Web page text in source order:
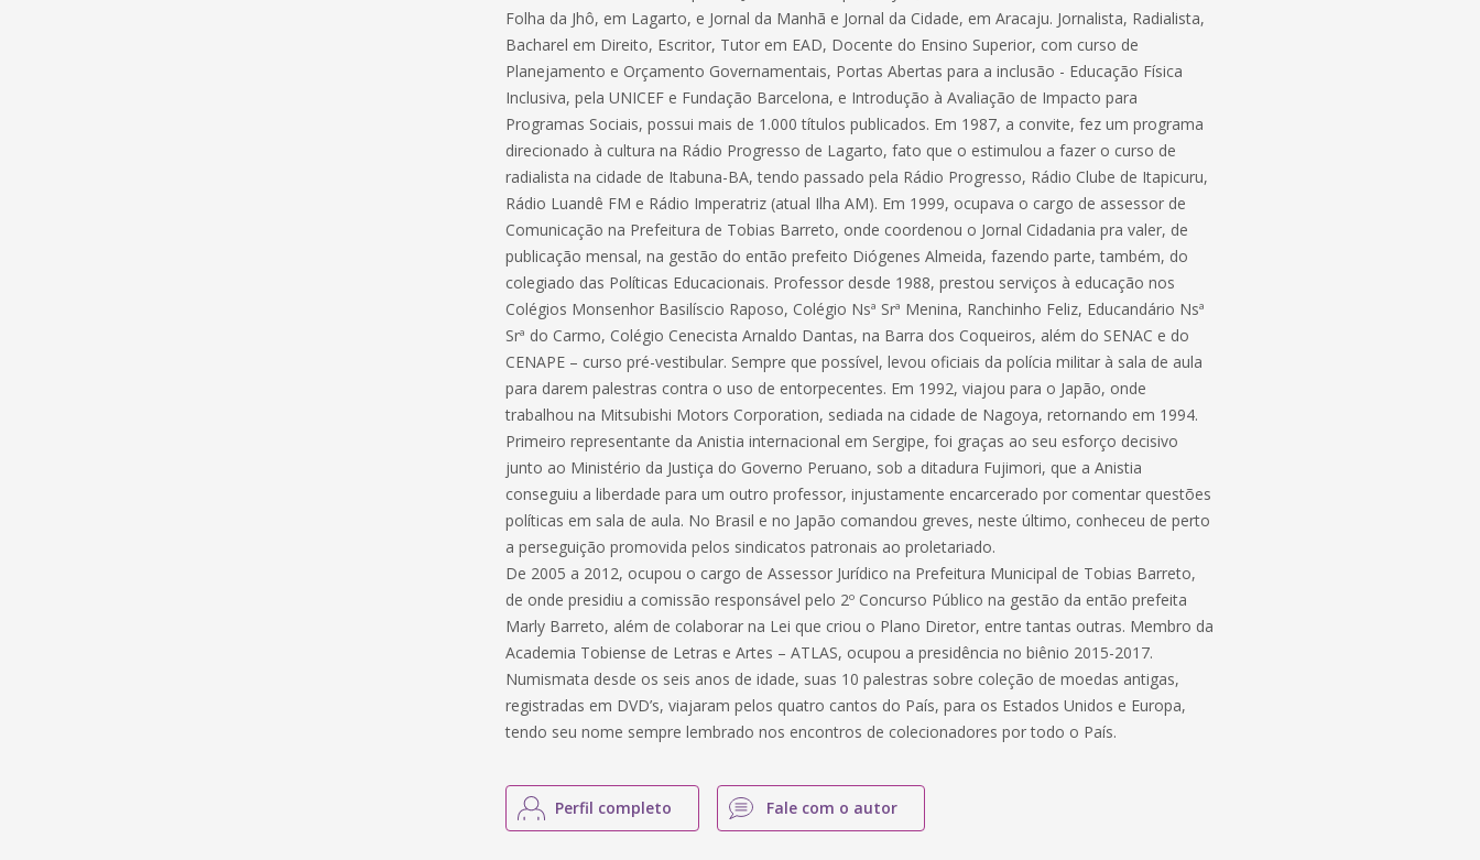
Folha da Jhô, em Lagarto, e Jornal da Manhã e Jornal da Cidade, em Aracaju. Jornalista, Radialista,
Bacharel em Direito, Escritor, Tutor em EAD, Docente do Ensino Superior, com curso de
Planejamento e Orçamento Governamentais, Portas Abertas para a inclusão - Educação Física
Inclusiva, pela UNICEF e Fundação Barcelona, e Introdução à Avaliação de Impacto para
Programas Sociais, possui mais de 1.000 títulos publicados. Em 1987, a convite, fez um programa
direcionado à cultura na Rádio Progresso de Lagarto, fato que o estimulou a fazer o curso de
radialista na cidade de Itabuna-BA, tendo passado pela Rádio Progresso, Rádio Clube de Itapicuru,
Rádio Luandê FM e Rádio Imperatriz (atual Ilha AM). Em 1999, ocupava o cargo de assessor de
Comunicação na Prefeitura de Tobias Barreto, onde coordenou o Jornal Cidadania pra valer, de
publicação mensal, na gestão do então prefeito Diógenes Almeida, fazendo parte, também, do
colegiado das Políticas Educacionais. Professor desde 1988, prestou serviços à educação nos
Colégios Monsenhor Basilíscio Raposo, Colégio Nsª Srª Menina, Ranchinho Feliz, Educandário Nsª
Srª do Carmo, Colégio Cenecista Arnaldo Dantas, na Barra dos Coqueiros, além do SENAC e do
CENAPE – curso pré-vestibular. Sempre que possível, levou oficiais da polícia militar à sala de aula
para darem palestras contra o uso de entorpecentes. Em 1992, viajou para o Japão, onde
trabalhou na Mitsubishi Motors Corporation, sediada na cidade de Nagoya, retornando em 1994.
Primeiro representante da Anistia internacional em Sergipe, foi graças ao seu esforço decisivo
junto ao Ministério da Justiça do Governo Peruano, sob a ditadura Fujimori, que a Anistia
conseguiu a liberdade para um outro professor, injustamente encarcerado por comentar questões
políticas em sala de aula. No Brasil e no Japão comandou greves, neste último, conheceu de perto
a perseguição promovida pelos sindicatos patronais ao proletariado.
De 2005 a 2012, ocupou o cargo de Assessor Jurídico na Prefeitura Municipal de Tobias Barreto,
de onde presidiu a comissão responsável pelo 2º Concurso Público na gestão da então prefeita
Marly Barreto, além de colaborar na Lei que criou o Plano Diretor, entre tantas outras. Membro da
Academia Tobiense de Letras e Artes – ATLAS, ocupou a presidência no biênio 2015-2017.
Numismata desde os seis anos de idade, suas 10 palestras sobre coleção de moedas antigas,
registradas em DVD’s, viajaram pelos quatro cantos do País, para os Estados Unidos e Europa,
tendo seu nome sempre lembrado nos encontros de colecionadores por todo o País.
Perfil completo Fale com o autor